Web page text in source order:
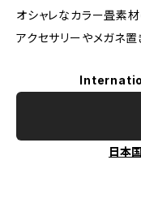
オシャレなカラー畳素材
アクセサリーやメガネ置
日本